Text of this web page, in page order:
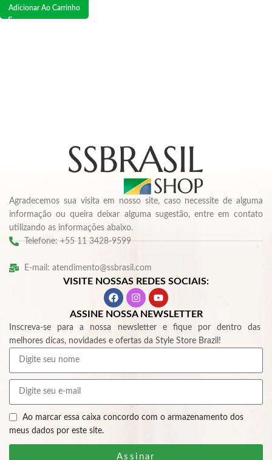
Adicionar Ao Carrinho
Agradecemos sua visita em nosso site, caso necessite de alguma
informação ou queira deixar alguma sugestão, entre em contato
utilizando as informações abaixo.
Telefone: +55 11 3428-9599
E-mail: atendimento@ssbrasil.com
VISITE NOSSAS REDES SOCIAIS:
ASSINE NOSSA NEWSLETTER
Inscreva-se para a nossa newsletter e fique por dentro das
melhores dicas, novidades e ofertas da Style Store Brazil!
Ao marcar essa caixa concordo com o armazenamento dos
meus dados por este site.
Assinar